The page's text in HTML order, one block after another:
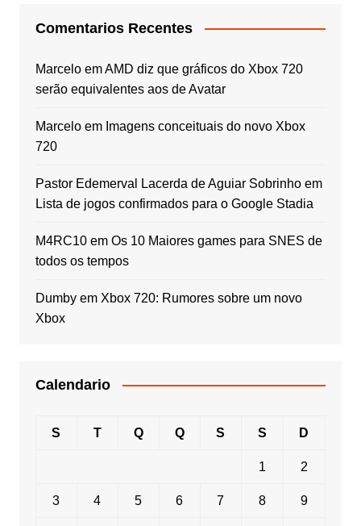
Comentarios Recentes
MarceloemAMD diz que gráficos do Xbox 720
serão equivalentes aos de Avatar
Marceloem Imagens conceituais do novo Xbox
720
Pastor Edemerval Lacerda de Aguiar Sobrinhoem
Lista de jogos confirmados para o Google Stadia
M4RC10em Os 10 Maiores games para SNES de
todos os tempos
Dumbyem Xbox 720: Rumores sobre um novo
Xbox
Calendario
S T Q Q S S D
1 2
3 4 5 6 7 8 9